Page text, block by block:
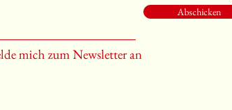
Abschicken
mich zum Newsletter an